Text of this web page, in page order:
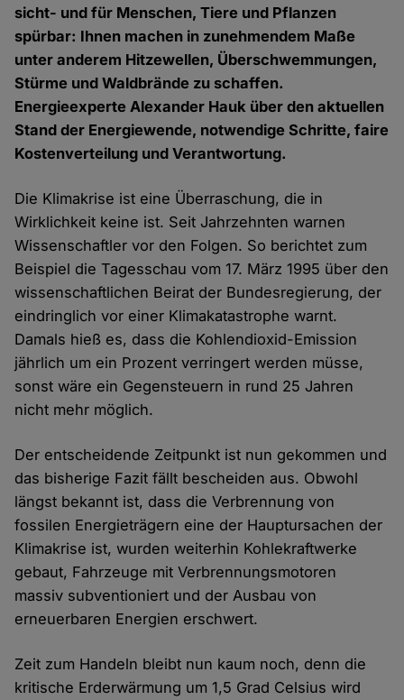
sicht- und für Menschen, Tiere und Pflanzen
spürbar: Ihnen machen in zunehmendem Maße
unter anderem Hitzewellen, Überschwemmungen,
Stürme und Waldbrände zu schaffen.
Energieexperte Alexander Hauk über den aktuellen
Stand der Energiewende, notwendige Schritte, faire
Kostenverteilung und Verantwortung.
Die Klimakrise ist eine Überraschung, die in
Wirklichkeit keine ist. Seit Jahrzehnten warnen
Wissenschaftler vor den Folgen. So berichtet zum
Beispiel die Tagesschau vom 17. März 1995 über den
wissenschaftlichen Beirat der Bundesregierung, der
eindringlich vor einer Klimakatastrophe warnt.
Damals hieß es, dass die Kohlendioxid-Emission
jährlich um ein Prozent verringert werden müsse,
sonst wäre ein Gegensteuern in rund 25 Jahren
nicht mehr möglich.
Der entscheidende Zeitpunkt ist nun gekommen und
das bisherige Fazit fällt bescheiden aus. Obwohl
längst bekannt ist, dass die Verbrennung von
fossilen Energieträgern eine der Hauptursachen der
Klimakrise ist, wurden weiterhin Kohlekraftwerke
gebaut, Fahrzeuge mit Verbrennungsmotoren
massiv subventioniert und der Ausbau von
erneuerbaren Energien erschwert.
Zeit zum Handeln bleibt nun kaum noch, denn die
kritische Erderwärmung um 1,5 Grad Celsius wird